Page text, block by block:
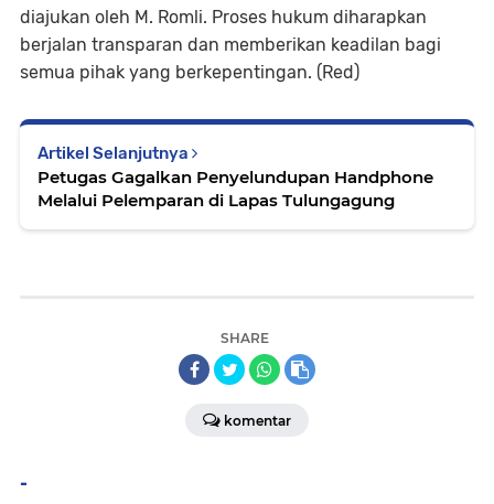
diajukan oleh M. Romli. Proses hukum diharapkan
berjalan transparan dan memberikan keadilan bagi
semua pihak yang berkepentingan. (Red)
Artikel Selanjutnya
Petugas Gagalkan Penyelundupan Handphone
Melalui Pelemparan di Lapas Tulungagung
SHARE
komentar
-